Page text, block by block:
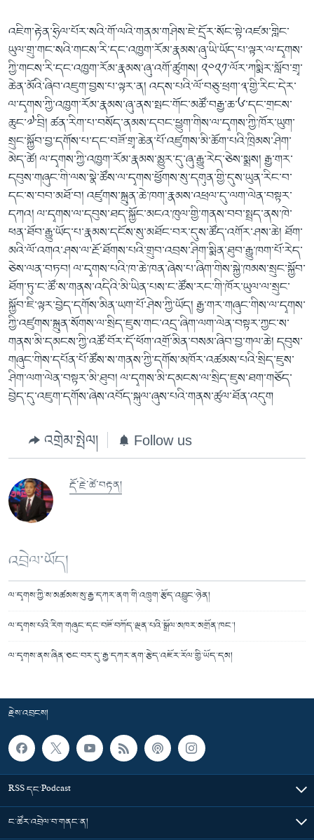
འཇིག་རྟེན་ཧྲིལ་པོར་སའི་གོ་ལའི་གནམ་གཤིས་ཇེ་དྲོར་སོང་སྟེ་འཛམ་གླིང་
ཡུལ་གྲུ་གང་སའི་གངས་རི་དང་འཁྱག་རོམ་རྣམས་ཞུ་ཡི་ཡོད་པ་ལྟར་ལ་དྭགས་
ཀྱི་གངས་རི་དང་འཁྱག་རོམ་རྣམས་ཞུ་འགོ་ཚུགས། ༢༠༢༡་ལོར་ཀསྨིར་སློབ་གྲྭ་
ཆེན་མོའི་ཞིབ་འཇུག་བྱས་པ་ལྟར་ན། འདས་པའི་ལོ་བཅུ་ཕྲག་༣་གྱི་རིང་དེར་
ལ་དྭགས་ཀྱི་འཁྱག་རོམ་རྣམས་ཞུ་ནས་སྤང་གོང་མཚོ་བརྒྱ་ཆ་༦་དང་གྲངས་
ཆུང་༧་བྲི། ཚན་རིག་པ་བསོད་ནམས་དབང་ཕྱུག་གིས་ལ་དྭགས་ཀྱི་ཁོར་ཡུག་
སྲུང་སྐྱོབ་བྱ་དགོས་པ་དང་བཟོ་གྲྭ་ཆེན་པོ་འཛུགས་མི་ཆོག་པའི་ཁྲིམས་ཤིག་
མེད་ཚེ། ལ་དྭགས་ཀྱི་འཁྱག་རོམ་རྣམས་མྱུར་དུ་ཞུ་རྒྱུ་རེད་ཅེས་སྨྲས། རྒྱ་གར་
དབུས་གཞུང་གི་ལས་སྣེ་ཚོས་ལ་དྭགས་ཕྱོགས་སུ་དགུན་གྱི་དུས་ཡུན་རིང་བ་
དང་ས་བབ་མཐོ་བ། འཛུགས་སྐྲུན་ཆེ་ཁག་རྣམས་འཕྲལ་དུ་ལག་ལེན་བསྟར་
དཀའ། ལ་དྭགས་ལ་དབུས་ཐད་སྐྱོང་མངའ་ཁུལ་གྱི་གནས་བབ་སྤྲད་ནས་ཁེ་
ཕན་ཐོབ་རྒྱུ་ཡོད་པ་རྣམས་དངོས་སུ་མཐོང་བར་དུས་ཚོད་འགོར་ཤས་ཆེ། ཐོག་
མའི་ལོ་འགའ་ཤས་ལ་རྔོ་ཐོགས་པའི་གྲུབ་འབྲས་ཤིག་སྨིན་ཐུབ་རྒྱུ་ཁག་པོ་རེད་
ཅེས་ལན་བཏབ། ལ་དྭགས་པའི་ཁ་ཆེ་ཁན་ཞེས་པ་ཞིག་གིས་སྐྱེ་ཁམས་སྲུང་སྐྱོབ་
ཐོག་ཏུ་ང་ཚོ་ས་གནས་འདིའི་མི་ཡིན་པས་ང་ཚོས་རང་གི་ཁོར་ཡུལ་ལ་སྲུང་
སྐྱོབ་ཇི་ལྟར་བྱེད་དགོས་མིན་ཡག་པོ་ཤེས་ཀྱི་ཡོད། རྒྱ་གར་གཞུང་གིས་ལ་དྭགས་
ཀྱི་འཛུགས་སྐྲུན་སོགས་ལ་སྲིད་ཇུས་གང་འདྲ་ཞིག་ལག་ལེན་བསྟར་ཀྱང་ས་
གནས་མི་དམངས་ཀྱི་འཚོ་བོར་དོ་ཕོག་འགྲོ་མིན་བསམ་ཞིབ་བྱ་གལ་ཆེ། དབུས་
གཞུང་གིས་དཔོན་པོ་ཚོས་ས་གནས་ཀྱི་དགོས་མཁོར་འཚམས་པའི་སྲིད་ཇུས་
ཤིག་ལག་ལེན་བསྟར་མི་ཐུབ། ལ་དྭགས་མི་དམངས་ལ་སྲིད་ཇུས་ཐག་གཅོད་
བྱེད་དུ་འཇུག་དགོས་ཞེས་འབོད་སྐུལ་ཞུས་པའི་གནས་ཚུལ་ཐོན་འདུག
འགྲེམ་སྤེལ། Follow us
རྡོ་རྗེ་ཚེ་བརྟན།
འབྲེལ་ཡོད།
ལ་དྭགས་ཀྱི་ས་མཚམས་སུ་རྒྱ་དཀར་ནག་གི་འཁྲུག་རྩོད་འབྱུང་ཉེན།
ལ་དྭགས་པའི་རིག་གཞུང་དང་བཟོ་བཀོད་ལྡན་པའི་སྒྲོལ་མཁར་མགྲོན་ཁང་།
ལ་དྭགས་ནས་ཞིན་ཅང་བར་དུ་རྒྱ་དཀར་ནག་རྩེད་འཇོར་རོལ་གྱི་ཡོད་དམ།
རྗེས་འབྲངས།
RSS དང་Podcast
ང་ཚོར་འབྲེལ་བ་གནང་ན།